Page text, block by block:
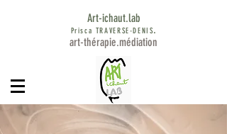
Art-ichaut.lab
Prisca TRAVERSE-DENIS.
art-thérapie.médiation